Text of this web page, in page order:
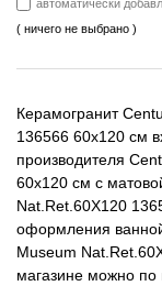
автоматически
( ничего не выбрано )
Керамогранит
136566 60x120 см
производителя
60x120 см с
Nat.Ret.60X120
оформления
Museum
магазине можно по